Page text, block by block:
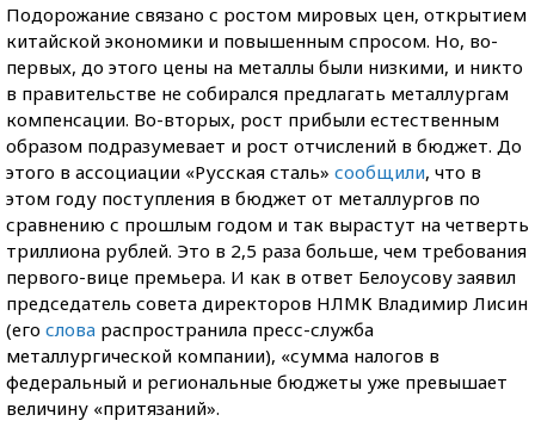
Подорожание связано с ростом мировых цен, открытием
китайской экономики и повышенным спросом. Но, во-
первых, до этого цены на металлы были низкими, и никто
в правительстве не собирался предлагать металлургам
компенсации. Во-вторых, рост прибыли естественным
образом подразумевает и рост отчислений в бюджет. До
этого в ассоциации «Русская сталь» сообщили, что в
этом году поступления в бюджет от металлургов по
сравнению с прошлым годом и так вырастут на четверть
триллиона рублей. Это в 2,5 раза больше, чем требования
первого-вице премьера. И как в ответ Белоусову заявил
председатель совета директоров НЛМК Владимир Лисин
(его слова распространила пресс-служба
металлургической компании), «сумма налогов в
федеральный и региональные бюджеты уже превышает
величину «притязаний».